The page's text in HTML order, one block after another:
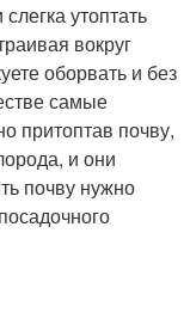
утоптать
вокруг
оборвать и без
самые
притоптав почву,
и они
почву нужно